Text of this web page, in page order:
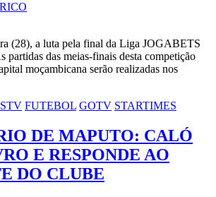
(28), a luta pela final da Liga JOGABETS
partidas das meias-finais desta competição
moçambicana serão realizadas nos
FUTEBOL GOTV STARTIMES
DE MAPUTO: CALÓ
E RESPONDE AO
DO CLUBE